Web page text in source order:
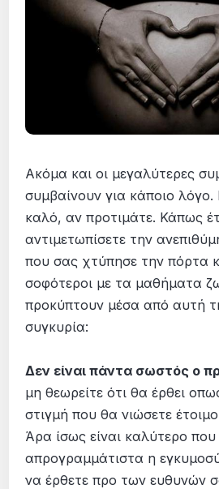
Ακόμα και οι μεγαλύτερες
συμβαίνουν για κάποιο λόγο.
καλό, αν προτιμάτε. Κάπως
αντιμετωπίσετε την
που σας χτύπησε την πόρτα
σοφότεροι με τα μαθήματα
προκύπτουν μέσα από αυτή
συγκυρία:
Δεν είναι πάντα σωστός ο
μη θεωρείτε ότι θα έρθει
στιγμή που θα νιώσετε
Άρα ίσως είναι καλύτερο
απρογραμμάτιστα η
να έρθετε προ των ευθυνών